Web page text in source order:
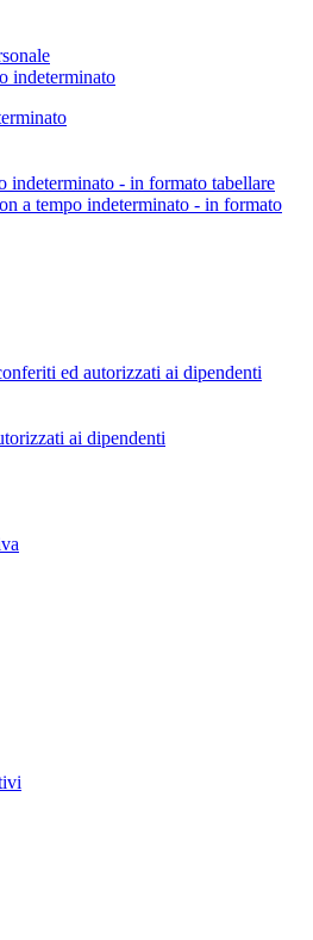
indeterminato
indeterminato - in formato tabellare
a tempo indeterminato - in formato
ed autorizzati ai dipendenti
ai dipendenti